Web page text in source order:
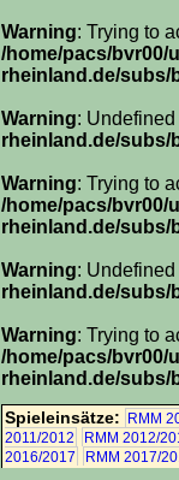
Warning: Trying to
/home/pacs/bvr00/
rheinland.de/subs/
Warning:
rheinland.de/subs/
Warning: Trying to
/home/pacs/bvr00/
rheinland.de/subs/
Warning:
rheinland.de/subs/
Warning: Trying to
/home/pacs/bvr00/
rheinland.de/subs/
Spieleinsätze: RMM
2011/2012
RMM 2012/
2016/2017
RMM 2017/